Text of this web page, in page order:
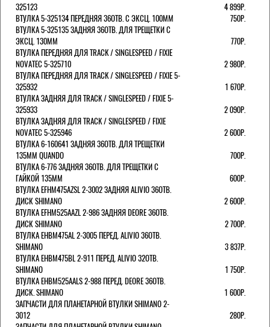
325123
4 899Р.
ВТУЛКА 5-325134 ПЕРЕДНЯЯ 36ОТВ. С ЭКСЦ. 100ММ
750Р.
ВТУЛКА 5-325135 ЗАДНЯЯ 36ОТВ. ДЛЯ ТРЕЩЕТКИ С
ЭКСЦ. 130ММ
770Р.
ВТУЛКА ПЕРЕДНЯЯ ДЛЯ TRACK / SINGLESPEED / FIXIE
NOVATEC 5-325710
2 980Р.
ВТУЛКА ПЕРЕДНЯЯ ДЛЯ TRACK / SINGLESPEED / FIXIE 5-
325932
1 670Р.
ВТУЛКА ЗАДНЯЯ ДЛЯ TRACK / SINGLESPEED / FIXIE 5-
325933
2 090Р.
ВТУЛКА ЗАДНЯЯ ДЛЯ TRACK / SINGLESPEED / FIXIE
NOVATEC 5-325946
2 600Р.
ВТУЛКА 6-160641 ЗАДНЯЯ 36ОТВ. ДЛЯ ТРЕЩЕТКИ
135ММ QUANDO
700Р.
ВТУЛКА 6-776 ЗАДНЯЯ 36ОТВ. ДЛЯ ТРЕЩЕТКИ С
ГАЙКОЙ 135ММ
600Р.
ВТУЛКА EFHM475AZSL 2-3002 ЗАДНЯЯ ALIVIO 36ОТВ.
ДИСК SHIMANO
2 600Р.
ВТУЛКА EFHM525AAZL 2-986 ЗАДНЯЯ DEORE 36ОТВ.
ДИСК SHIMANO
2 700Р.
ВТУЛКА EHBM475AL 2-3005 ПЕРЕД. ALIVIO 36ОТВ.
SHIMANO
3 837Р.
ВТУЛКА EHBM475BL 2-911 ПЕРЕД. ALIVIO 32ОТВ.
SHIMANO
1 750Р.
ВТУЛКА EHBM525AALS 2-988 ПЕРЕД. DEORE 36ОТВ.
ДИСК. SHIMANO
1 600Р.
ЗАПЧАСТИ ДЛЯ ПЛАНЕТАРНОЙ ВТУЛКИ SHIMANO 2-
3012
280Р.